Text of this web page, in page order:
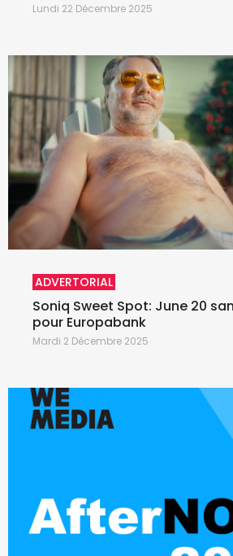
Lundi 22 Décembre 2025
ADVERTORIAL
Soniq Sweet Spot: June 20
pour Europabank
Mardi 2 Décembre 2025